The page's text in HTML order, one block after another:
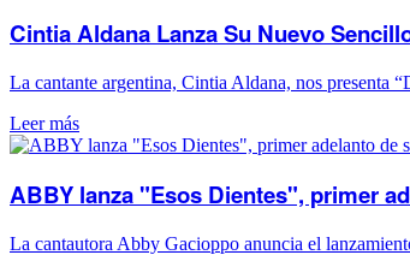
Cintia Aldana Lanza Su Nuevo
La cantante argentina, Cintia Aldana, nos presenta
Leer más
ABBY lanza "Esos Dientes", primer
La cantautora Abby Gacioppo anuncia el